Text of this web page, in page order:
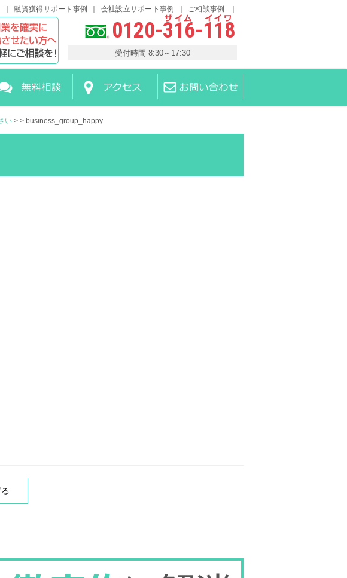
融資獲得サポート事例 会社設立サポート事例 ご相談事例
0120-316-118
受付時間 8:30～17:30
い > > business_group_happy